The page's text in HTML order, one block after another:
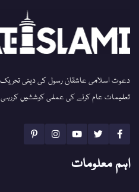
دعوت اسلامی عاشقان رسول کی دینی تحریک
تعلیمات عام کرنے کی عملی کوششیں
اہم معلومات